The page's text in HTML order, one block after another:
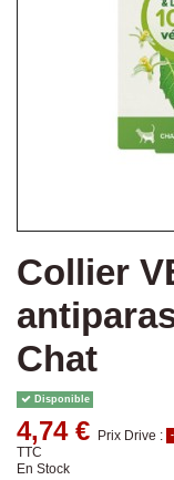
Collier
Chat
Disponible
4,74 € Prix Drive :
TTC
En Stock